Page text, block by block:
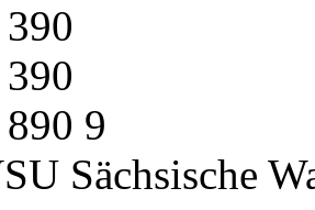
9
Sächsische